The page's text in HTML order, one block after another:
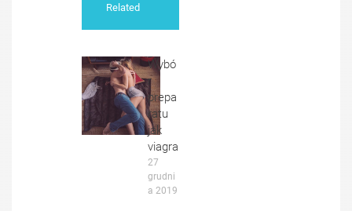
Related
Wybó
r
prepa
ratu
jak
viagra
27
grudni
a 2019